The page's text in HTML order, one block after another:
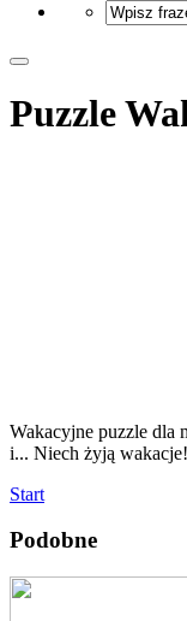
Puzzle
Wakacyjne puzzle dla
i... Niech żyją wakacje!
Start
Podobne